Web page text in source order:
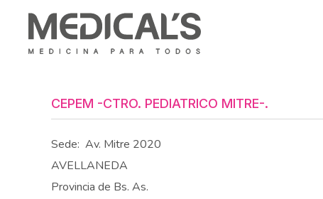
CEPEM -CTRO. PEDIATRICO MITRE-.
Sede: Av. Mitre 2020
AVELLANEDA
Provincia de Bs. As.